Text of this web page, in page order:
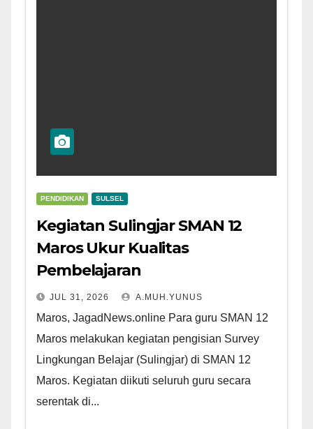
PENDIDIKAN SULSEL
Kegiatan Sulingjar SMAN 12
Maros Ukur Kualitas
Pembelajaran
JUL 31, 2026 A.MUH.YUNUS
Maros, JagadNews.online Para guru SMAN 12
Maros melakukan kegiatan pengisian Survey
Lingkungan Belajar (Sulingjar) di SMAN 12
Maros. Kegiatan diikuti seluruh guru secara
serentak di...